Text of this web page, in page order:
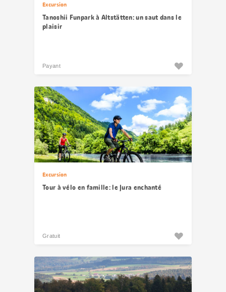
Excursion
Tanoshii Funpark à Altstätten: un saut dans le
plaisir
Payant
Excursion
Tour à vélo en famille: le Jura enchanté
Gratuit